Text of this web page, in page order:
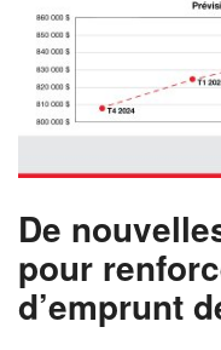
De
pour
d’emprunt